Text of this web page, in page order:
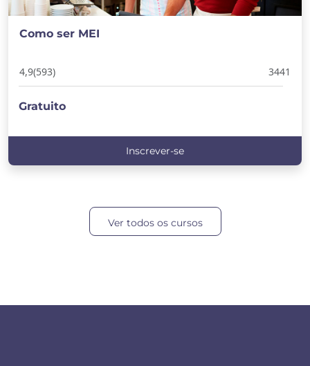
Como ser MEI
4,9(593) 3441
Gratuito
Inscrever-se
Ver todos os cursos